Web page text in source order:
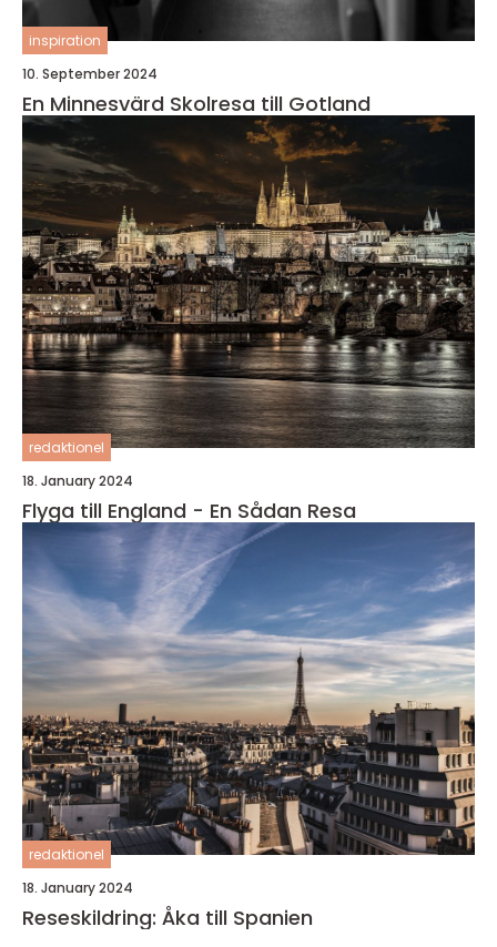
inspiration
10. September 2024
En Minnesvärd Skolresa till Gotland
redaktionel
18. January 2024
Flyga till England - En Sådan Resa
redaktionel
18. January 2024
Reseskildring: Åka till Spanien